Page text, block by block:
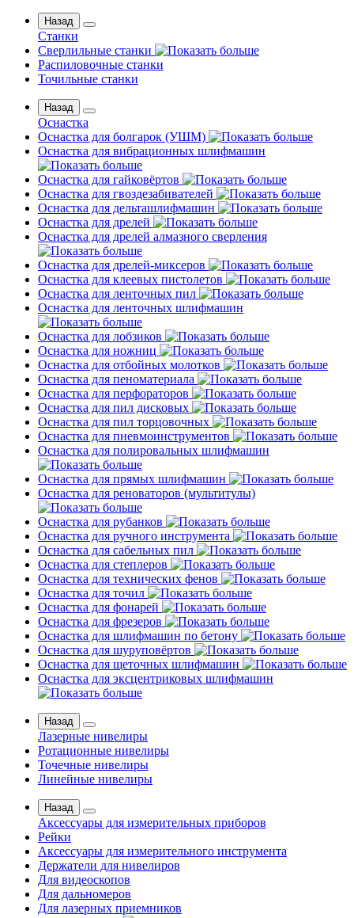
Назад
Станки
Сверлильные станки
Распиловочные станки
Точильные станки
Назад
Оснастка
Оснастка для болгарок (УШМ)
Оснастка для вибрационных шлифмашин
Оснастка для гайковёртов
Оснастка для гвоздезабивателей
Оснастка для дельташлифмашин
Оснастка для дрелей
Оснастка для дрелей алмазного сверления
Оснастка для дрелей-миксеров
Оснастка для клеевых пистолетов
Оснастка для ленточных пил
Оснастка для ленточных шлифмашин
Оснастка для лобзиков
Оснастка для ножниц
Оснастка для отбойных молотков
Оснастка для пеноматериала
Оснастка для перфораторов
Оснастка для пил дисковых
Оснастка для пил торцовочных
Оснастка для пневмоинструментов
Оснастка для полировальных шлифмашин
Оснастка для прямых шлифмашин
Оснастка для реноваторов (мультитулы)
Оснастка для рубанков
Оснастка для ручного инструмента
Оснастка для сабельных пил
Оснастка для степлеров
Оснастка для технических фенов
Оснастка для точил
Оснастка для фонарей
Оснастка для фрезеров
Оснастка для шлифмашин по бетону
Оснастка для шуруповёртов
Оснастка для щеточных шлифмашин
Оснастка для эксцентриковых шлифмашин
Назад
Лазерные нивелиры
Ротационные нивелиры
Точечные нивелиры
Линейные нивелиры
Назад
Аксессуары для измерительных приборов
Рейки
Аксессуары для измерительного инструмента
Держатели для нивелиров
Для видеоскопов
Для дальномеров
Для лазерных приемников